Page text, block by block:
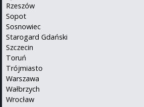
Rzeszów
Sopot
Sosnowiec
Starogard Gdański
Szczecin
Toruń
Trójmiasto
Warszawa
Wałbrzych
Wrocław